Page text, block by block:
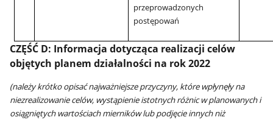
przeprowadzonych
postępowań
CZĘŚĆ D: Informacja dotycząca realizacji celów
objętych planem działalności na rok 2022
(należy krótko opisać najważniejsze przyczyny, które wpłynęły na
niezrealizowanie celów, wystąpienie istotnych różnic w planowanych i
osiągniętych wartościach mierników lub podjęcie innych niż